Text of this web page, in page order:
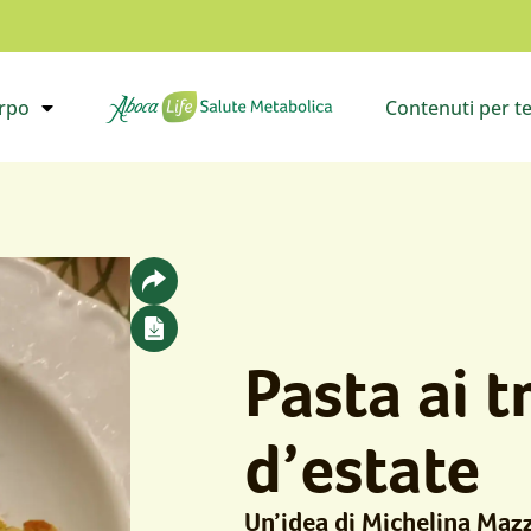
sottomenù Vai all’homepage Apri il
Contenuti per te
Pasta ai
d’estate
Un’idea di Michelina